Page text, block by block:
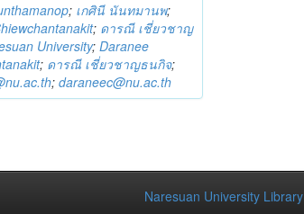
; เกศินี นันทมานพ;
; ดารณี เชี่ยวชาญ
University;Daranee
; ดารณี เชี่ยวชาญธนกิจ;
;daraneec@nu.ac.th
Naresuan University Library